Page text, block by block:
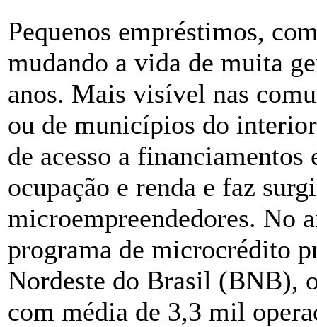
Pequenos empréstimos,
mudando a vida de muita
anos. Mais visível nas
ou de municípios do
de acesso a
ocupação e renda e faz
microempreendedores. No
programa de microcrédito
Nordeste do Brasil (BNB),
com média de 3,3 mil